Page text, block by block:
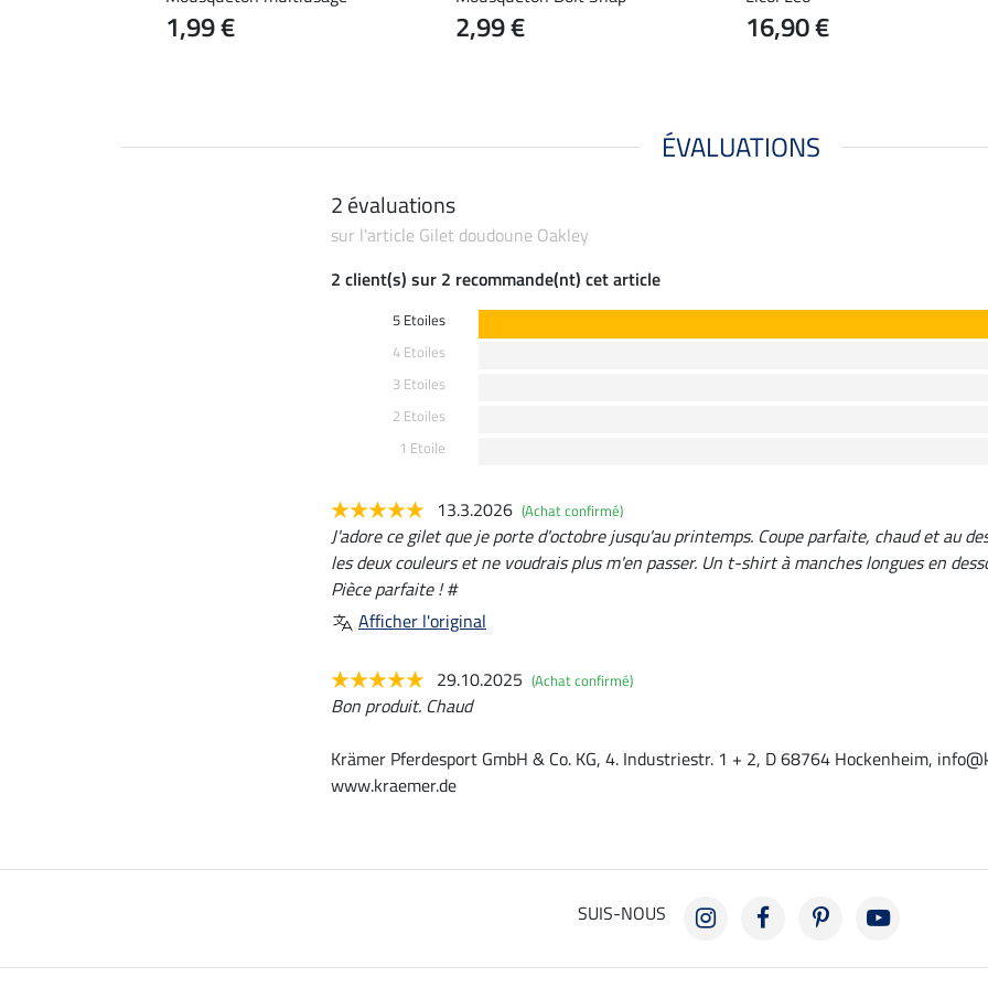
1,99 € 2,99 € 16,90 €
ÉVALUATIONS
2 évaluations
sur l'article Gilet doudoune Oakley
2 client(s) sur 2 recommande(nt) cet article
5 Etoiles
4 Etoiles
3 Etoiles
2 Etoiles
1 Etoile
13.3.2026 (Achat confirmé)
J'adore ce gilet que je porte d'octobre jusqu'au printemps. Coupe parfaite, chaud et au
les deux couleurs et ne voudrais plus m'en passer. Un t-shirt à manches longues en
Pièce parfaite ! #
Afficher l'original
29.10.2025 (Achat confirmé)
Bon produit. Chaud
Krämer Pferdesport GmbH & Co. KG, 4. Industriestr. 1 + 2, D 68764 Hockenheim,
www.kraemer.de
SUIS-NOUS